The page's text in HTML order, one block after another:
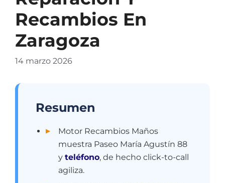
Recambios En
Zaragoza
14 marzo 2026
Resumen
Motor Recambios Maños
muestra Paseo María Agustín 88
y teléfono, de hecho click-to-call
agiliza.